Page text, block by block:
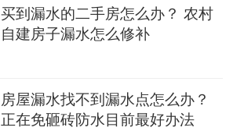
买到漏水的二手房怎么办？ 农村
自建房子漏水怎么修补
房屋漏水找不到漏水点怎么办？
正在免砸砖防水目前最好办法